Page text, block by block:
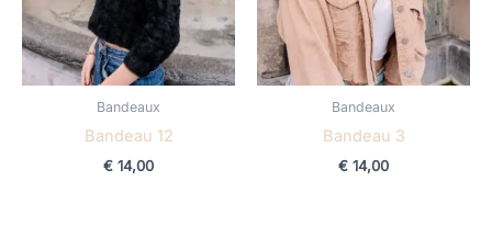
Bandeaux
Bandeau 12
€ 14,00
Bandeaux
Bandeau 3
€ 14,00